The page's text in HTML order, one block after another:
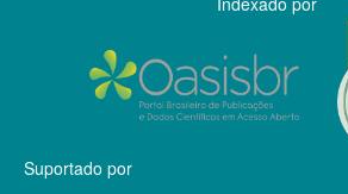
Suportado por